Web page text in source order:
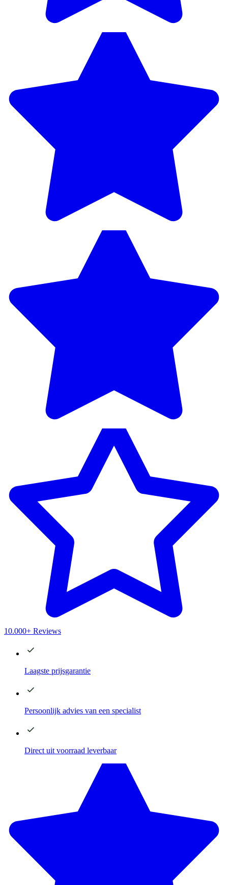
10.000+ Reviews
Laagste prijsgarantie
Persoonlijk advies van een specialist
Direct uit voorraad leverbaar